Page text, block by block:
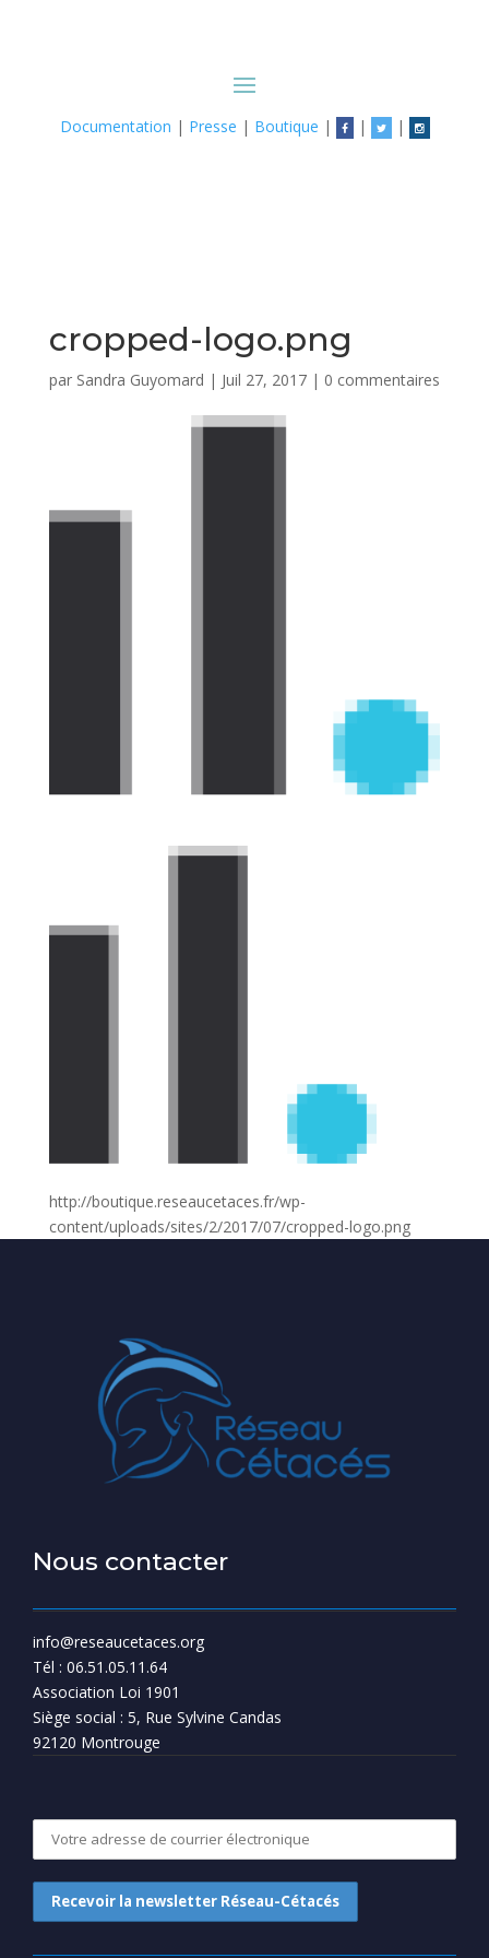
Documentation | Presse | Boutique | | |
cropped-logo.png
par Sandra Guyomard | Juil 27, 2017| 0 commentaires
http://boutique.reseaucetaces.fr/wp-
content/uploads/sites/2/2017/07/cropped-logo.png
Nous contacter
info@reseaucetaces.org
Tél : 06.51.05.11.64
Association Loi 1901
Siège social : 5, Rue Sylvine Candas
92120 Montrouge